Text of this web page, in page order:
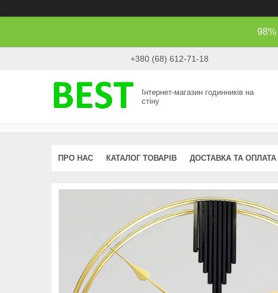
98%
+380 (68) 612-71-18
Інтернет-магазин годинників на
стіну
ПРО НАС КАТАЛОГ ТОВАРІВ ДОСТАВКА ТА ОПЛАТА